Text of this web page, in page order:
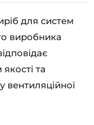
для систем
виробника
та
вентиляційної